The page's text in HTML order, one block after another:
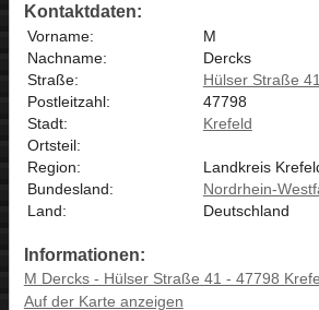
Kontaktdaten:
Vorname:
M
Nachname:
Dercks
Straße:
Hülser Straße 41
Postleitzahl:
47798
Stadt:
Krefeld
Ortsteil:
Region:
Landkreis
Bundesland:
Nordrhein-
Land:
Deutschland
Informationen:
M Dercks - Hülser Straße 41 - 47798
Auf der Karte anzeigen